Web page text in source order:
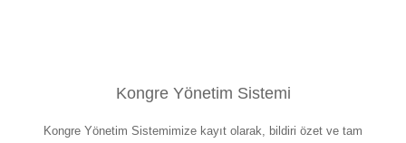
Kongre Yönetim Sistemi
Kongre Yönetim Sistemimize kayıt olarak, bildiri özet ve tam